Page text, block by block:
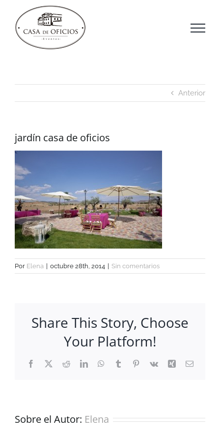
contenido
Anterior
jardín casa de oficios
Por Elena octubre 28th, 2014 Sin comentarios
Share This Story, Choose
Your Platform!
Facebook
X RedditLinkedInWhatsApp
TumblrPinterest
Vk Xing Correo
Sobre el Autor: Elena